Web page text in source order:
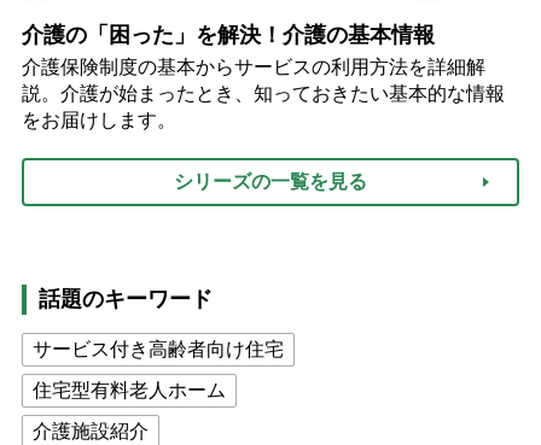
介護の「困った」を解決！介護の基本情報
介護保険制度の基本からサービスの利用方法を詳細解
説。介護が始まったとき、知っておきたい基本的な情報
をお届けします。
シリーズの一覧を見る
話題のキーワード
サービス付き高齢者向け住宅
住宅型有料老人ホーム
介護施設紹介